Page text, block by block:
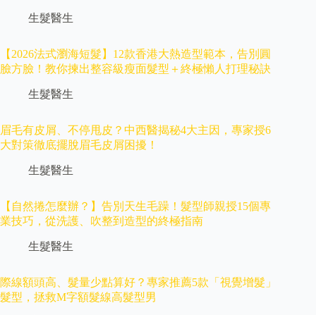
生髮醫生
【2026法式瀏海短髮】12款香港大熱造型範本，告別圓
臉方臉！教你揀出整容級瘦面髮型＋終極懶人打理秘訣
生髮醫生
眉毛有皮屑、不停甩皮？中西醫揭秘4大主因，專家授6
大對策徹底擺脫眉毛皮屑困擾！
生髮醫生
【自然捲怎麼辦？】告別天生毛躁！髮型師親授15個專
業技巧，從洗護、吹整到造型的終極指南
生髮醫生
際線額頭高、髮量少點算好？專家推薦5款「視覺增髮」
髮型，拯救M字額髮線高髮型男